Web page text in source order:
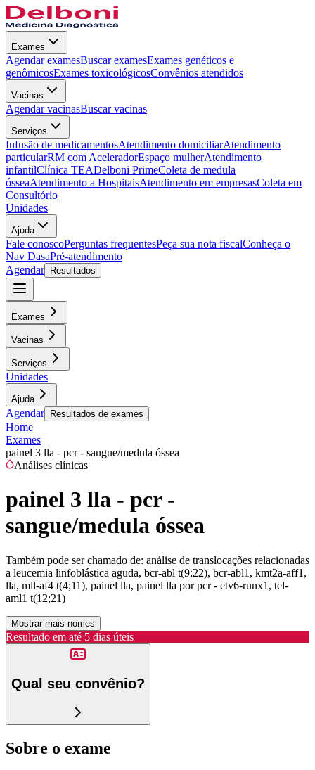
Exames
Agendar examesBuscar examesExames genéticos e
genômicosExames toxicológicosConvênios atendidos
Vacinas
Agendar vacinasBuscar vacinas
Serviços
Infusão de medicamentosAtendimento domiciliarAtendimento
particularRM com AceleradorEspaço mulherAtendimento
infantilClínica TEADelboni PrimeColeta de medula
ósseaAtendimento a HospitaisAtendimento em empresasColeta em
Consultório
Unidades
Ajuda
Fale conoscoPerguntas frequentesPeça sua nota fiscalConheça o
Nav DasaPré-atendimento
Agendar
Resultados
Exames
Vacinas
Serviços
Unidades
Ajuda
Agendar Resultados de exames
Home
Exames
painel 3 lla - pcr - sangue/medula óssea
Análises clínicas
painel 3 lla - pcr -
sangue/medula óssea
Também pode ser chamado de: análise de translocações relacionadas
a leucemia linfoblástica aguda, bcr-abl t(9;22), bcr-abl1, kmt2a-aff1,
lla, mll-af4 t(4;11), painel lla, painel lla por pcr - etv6-runx1, tel-
aml1 t(12;21)
Mostrar mais nomes
Resultado em até 5 dias úteis
Qual seu convênio?
Sobre o exame